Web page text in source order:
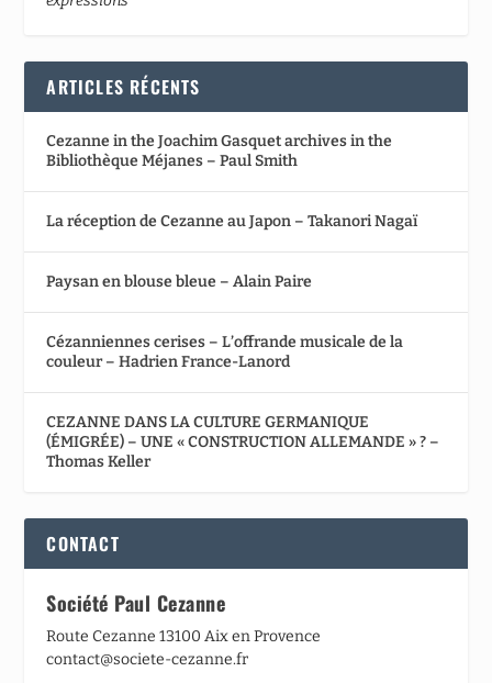
ARTICLES RÉCENTS
Cezanne in the Joachim Gasquet archives in the
Bibliothèque Méjanes – Paul Smith
La réception de Cezanne au Japon – Takanori Nagaï
Paysan en blouse bleue – Alain Paire
Cézanniennes cerises – L’offrande musicale de la
couleur – Hadrien France-Lanord
CEZANNE DANS LA CULTURE GERMANIQUE
(ÉMIGRÉE) – UNE « CONSTRUCTION ALLEMANDE » ? –
Thomas Keller
CONTACT
Société Paul Cezanne
Route Cezanne 13100 Aix en Provence
contact@societe-cezanne.fr